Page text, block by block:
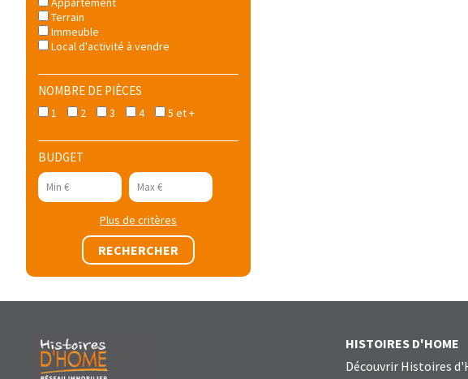
Terrain
Immeuble
Local d'activité à vendre
NOMBRE DE PIÈCES
1 2 3 4 5 et +
BUDGET
Plus de critères
HISTOIRES D'HOME
Découvrir Histoires